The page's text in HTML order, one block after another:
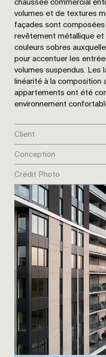
chaussée commercial
volumes et de textures
façades sont
revêtement métallique et
couleurs sobres
pour accentuer les
volumes suspendus. Les
linéarité à la composition
appartements ont été
environnement
Client
Conception
Crédit Photo